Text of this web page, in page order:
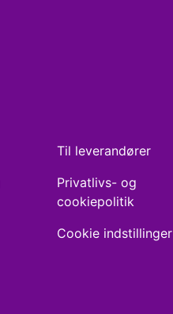
Til leverandører
Privatlivs- og
cookiepolitik
Cookie indstillinger